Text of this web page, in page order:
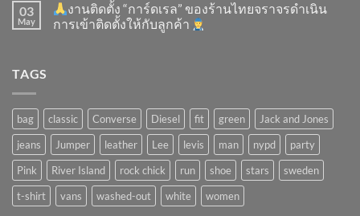
03
May
งานติดตั้ง “การ์ดเรล” ของร้านไทยจราจรดำเนิน
การเข้าติดตั้ง​ให้กับลูกค้า
TAGS
bag classic Converse Diesel fit green
Jack and Jones
jeans
Jumper leather Lee levis man nypd
party
Pink
River Island rock chick run shoe stars
sweden
t-shirt
vans washed-out white women